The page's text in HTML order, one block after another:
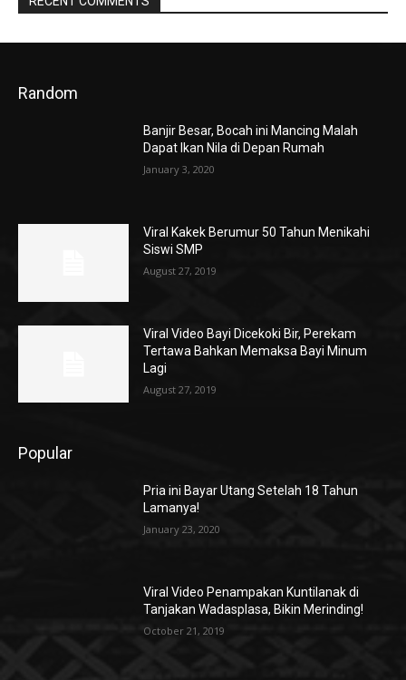
Random
Banjir Besar, Bocah ini Mancing Malah
Dapat Ikan Nila di Depan Rumah
January 3, 2020
Viral Kakek Berumur 50 Tahun Menikahi
Siswi SMP
August 27, 2019
Viral Video Bayi Dicekoki Bir, Perekam
Tertawa Bahkan Memaksa Bayi Minum
Lagi
August 27, 2019
Popular
Pria ini Bayar Utang Setelah 18 Tahun
Lamanya!
January 23, 2020
Viral Video Penampakan Kuntilanak di
Tanjakan Wadasplasa, Bikin Merinding!
October 21, 2019